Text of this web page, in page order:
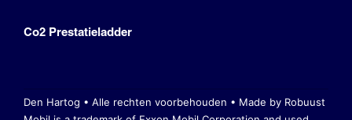
Co2 Prestatieladder
Den Hartog • Alle rechten voorbehouden • Made by Robuust